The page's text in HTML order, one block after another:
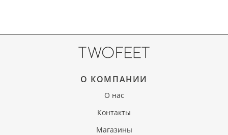
О КОМПАНИИ
О нас
Контакты
Магазины